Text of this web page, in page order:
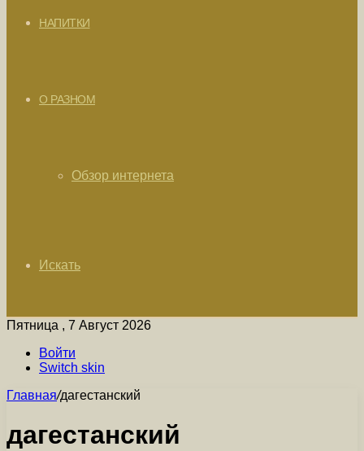
НАПИТКИ
О РАЗНОМ
Обзор интернета
Искать
Пятница , 7 Август 2026
Войти
Switch skin
Главная/дагестанский
дагестанский